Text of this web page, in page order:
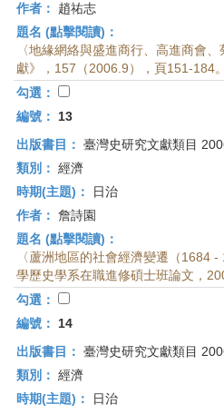
作者：
趙祐志
題名 (點擊閱讀)：
〈地緣網絡與盛進商行、高進商會
獻》，157（2006.9），頁151-184。
勾選：
編號：
13
出版書目： 臺灣史研究文獻類目
類別： 經濟
時期(主題)：
日治
作者： 詹詩園
題名 (點擊閱讀)：
〈蘆洲地區的社會經濟變遷（1684
學歷史學系在職進修碩士班論文，
勾選：
編號：
14
出版書目： 臺灣史研究文獻類目
類別： 經濟
時期(主題)：
日治